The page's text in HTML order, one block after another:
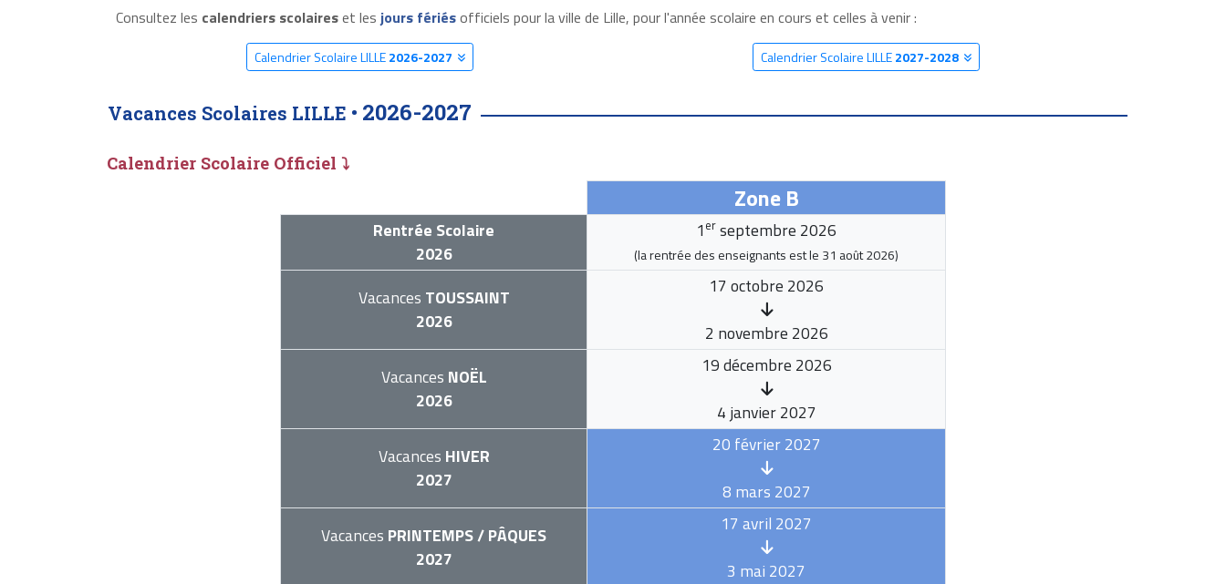
Consultez les calendriers scolaireset les jours fériésofficiels pour la ville de Lille, pour l'année scolaire en cours et celles à venir :
Calendrier Scolaire LILLE2026-2027 Calendrier Scolaire LILLE2027-2028
Vacances Scolaires LILLE • 2026-2027
Calendrier Scolaire Officiel ⤵
Zone B
Rentrée Scolaire
2026
1 er septembre 2026
(la rentrée des enseignants est le 31 août 2026)
Vacances TOUSSAINT
2026
17 octobre 2026
2 novembre 2026
Vacances NOËL
2026
19 décembre 2026
4 janvier 2027
Vacances HIVER
2027
20 février 2027
8 mars 2027
Vacances PRINTEMPS / PÂQUES
2027
17 avril 2027
3 mai 2027